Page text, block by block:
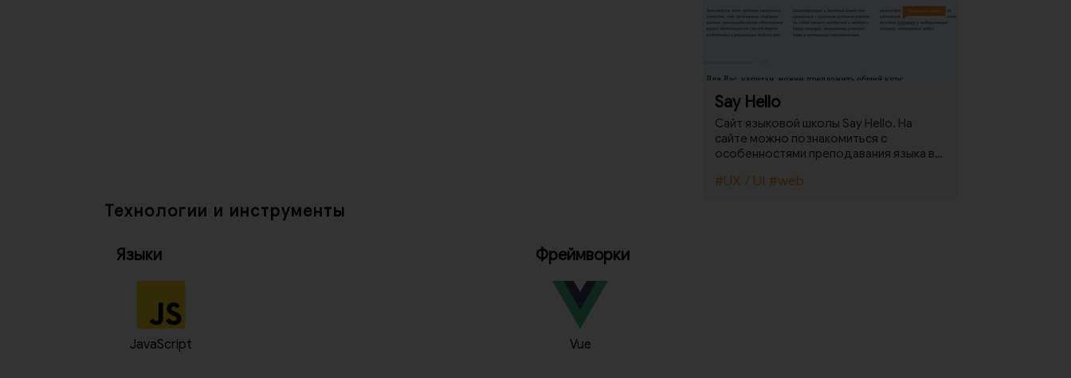
Say Hello
Сайт языковой школы Say Hello. На
сайте можно познакомиться с
особенностями преподавания языка в
#UX / UI #web
Технологии и инструменты
Языки
JavaScript
Фреймворки
Vue